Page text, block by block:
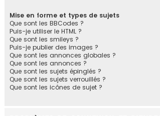
Mise en forme et types de sujets
Que sont les BBCodes ?
Puis-je utiliser le HTML ?
Que sont les smileys ?
Puis-je publier des images ?
Que sont les annonces globales ?
Que sont les annonces ?
Que sont les sujets épinglés ?
Que sont les sujets verrouillés ?
Que sont les icônes de sujet ?